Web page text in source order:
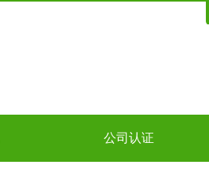
公司认证